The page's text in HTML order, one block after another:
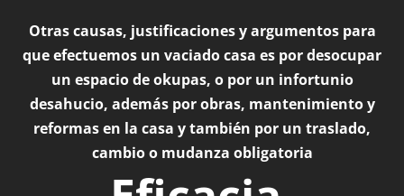
Otras causas, justificaciones y argumentos para
que efectuemos un vaciado casa es por desocupar
un espacio de okupas, o por un infortunio
desahucio, además por obras, mantenimiento y
reformas en la casa y también por un traslado,
cambio o mudanza obligatoria